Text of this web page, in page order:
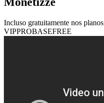
Incluso gratuitamente nos planos
VIPPROBASEFREE